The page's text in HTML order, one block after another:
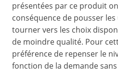
présentées par ce produit
conséquence de pousser
tourner vers les choix
de moindre qualité. Pour
préférence de repenser le
fonction de la demande